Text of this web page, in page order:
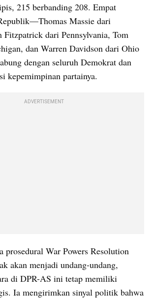
215 berbanding 208. Empat
Massie dari
dari Pennsylvania, Tom
dan Warren Davidson dari Ohio
dengan seluruh Demokrat dan
kepemimpinan partainya.
ADVERTISEMENT
prosedural War Powers Resolution
akan menjadi undang-undang,
di DPR-AS ini tetap memiliki
Ia mengirimkan sinyal politik bahwa